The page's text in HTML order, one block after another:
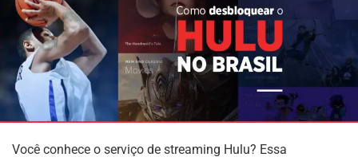
Você conhece o serviço de streaming Hulu? Essa